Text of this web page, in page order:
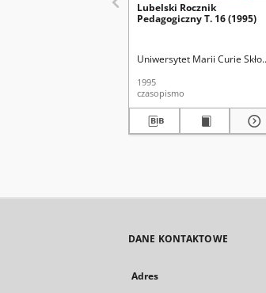
Lubelski Rocznik
Pedagogiczny T. 16 (1995)
Uniwersytet Marii Curie
1995
czasopismo
DANE KONTAKTOWE
Adres